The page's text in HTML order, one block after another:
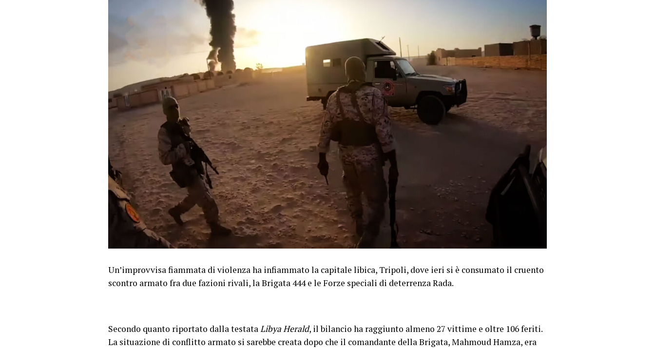
Un’improvvisa fiammata di violenza ha infiammato la capitale libica, Tripoli, dove ieri si è consumato il cruento
scontro armato fra due fazioni rivali, la Brigata 444 e le Forze speciali di deterrenza Rada.
Secondo quanto riportato dalla testataLibya Herald, il bilancio ha raggiunto almeno 27 vittime e oltre 106 feriti.
La situazione di conflitto armato si sarebbe creata dopo che il comandante della Brigata, Mahmoud Hamza, era